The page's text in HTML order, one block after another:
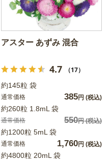
アスター あずみ 混合
4.7 （17）
約145粒 袋
通常価格 385円 (税込)
約260粒 1.8mL 袋
通常価格 550円(税込)
約1200粒 5mL 袋
通常価格 1,760円 (税込)
約4800粒 20mL 袋